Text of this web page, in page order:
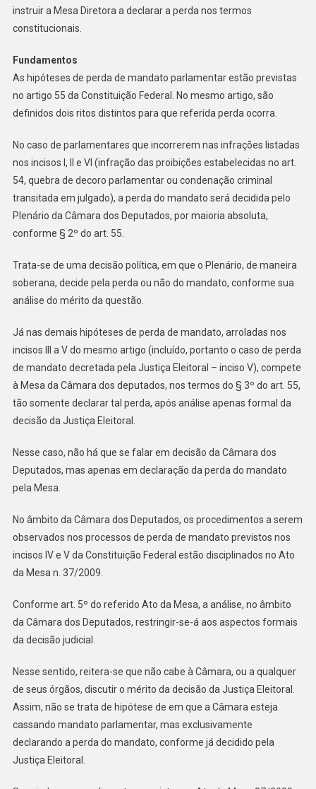
instruir a Mesa Diretora a declarar a perda nos termos
constitucionais.
Fundamentos
As hipóteses de perda de mandato parlamentar estão previstas
no artigo 55 da Constituição Federal. No mesmo artigo, são
definidos dois ritos distintos para que referida perda ocorra.
No caso de parlamentares que incorrerem nas infrações listadas
nos incisos I, II e VI (infração das proibições estabelecidas no art.
54, quebra de decoro parlamentar ou condenação criminal
transitada em julgado), a perda do mandato será decidida pelo
Plenário da Câmara dos Deputados, por maioria absoluta,
conforme § 2º do art. 55.
Trata-se de uma decisão política, em que o Plenário, de maneira
soberana, decide pela perda ou não do mandato, conforme sua
análise do mérito da questão.
Já nas demais hipóteses de perda de mandato, arroladas nos
incisos III a V do mesmo artigo (incluído, portanto o caso de perda
de mandato decretada pela Justiça Eleitoral – inciso V), compete
à Mesa da Câmara dos deputados, nos termos do § 3º do art. 55,
tão somente declarar tal perda, após análise apenas formal da
decisão da Justiça Eleitoral.
Nesse caso, não há que se falar em decisão da Câmara dos
Deputados, mas apenas em declaração da perda do mandato
pela Mesa.
No âmbito da Câmara dos Deputados, os procedimentos a serem
observados nos processos de perda de mandato previstos nos
incisos IV e V da Constituição Federal estão disciplinados no Ato
da Mesa n. 37/2009.
Conforme art. 5º do referido Ato da Mesa, a análise, no âmbito
da Câmara dos Deputados, restringir-se-á aos aspectos formais
da decisão judicial.
Nesse sentido, reitera-se que não cabe à Câmara, ou a qualquer
de seus órgãos, discutir o mérito da decisão da Justiça Eleitoral.
Assim, não se trata de hipótese de em que a Câmara esteja
cassando mandato parlamentar, mas exclusivamente
declarando a perda do mandato, conforme já decidido pela
Justiça Eleitoral.